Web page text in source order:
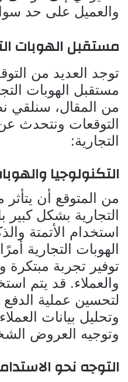
والعميل على حد
مستقبل الهوبات
توجد العديد من
مستقبل الهوبات
من المقال،
التوقعات ونتحدث
التجارية:
التكنولوجيا
من المتوقع أن
التجارية بشكل كبير
استخدام الأتمتة
الهوبات التجارية
توفير تجربة مبتكرة
والعملاء. قد يتم
لتحسين عملية
وتحليل بيانات
وتوجيه العروض
التوجه نحو